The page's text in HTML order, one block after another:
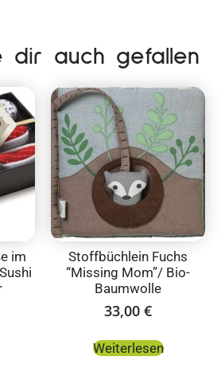
dir auch gefallen
im
Stoffbüchlein Fuchs
“Missing Mom”/ Bio-
Baumwolle
33,00 €
Weiterlesen